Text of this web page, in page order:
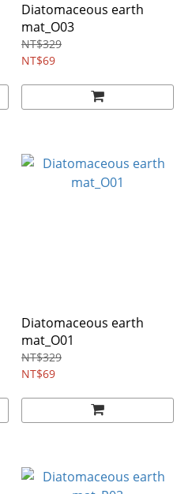
Diatomaceous earth
mat_O03
NT$329
NT$69
Diatomaceous earth
mat_O01
NT$329
NT$69